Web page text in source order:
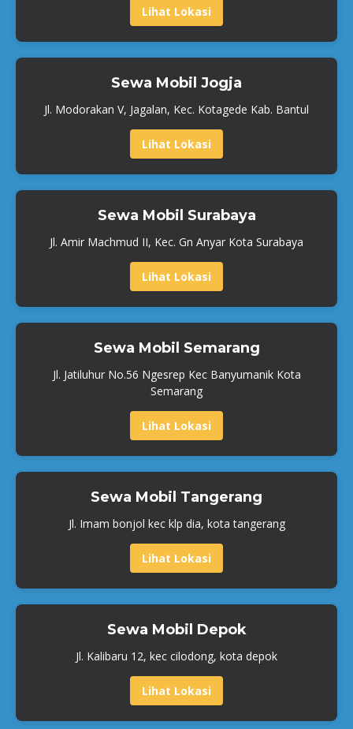
Lihat Lokasi
Sewa Mobil Jogja
Jl. Modorakan V, Jagalan, Kec. Kotagede Kab. Bantul
Lihat Lokasi
Sewa Mobil Surabaya
Jl. Amir Machmud II, Kec. Gn Anyar Kota Surabaya
Lihat Lokasi
Sewa Mobil Semarang
Jl. Jatiluhur No.56 Ngesrep Kec Banyumanik Kota
Semarang
Lihat Lokasi
Sewa Mobil Tangerang
Jl. Imam bonjol kec klp dia, kota tangerang
Lihat Lokasi
Sewa Mobil Depok
Jl. Kalibaru 12, kec cilodong, kota depok
Lihat Lokasi